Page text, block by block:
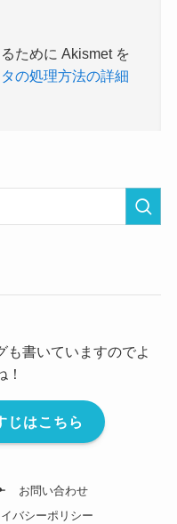
ために Akismet を
の処理方法の詳細
も書いていますのでよ
じはこちら
お問い合わせ
バシーポリシー